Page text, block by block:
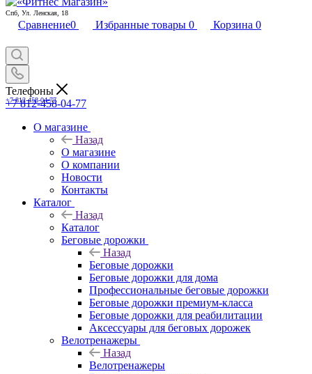
Спб, Ул. Ленская, 18
Сравнение0 Избранные товары 0 Корзина 0
+7 812-458-04-77
Телефоны
+7 812-458-04-77
О магазине
Назад
О магазине
О компании
Новости
Контакты
Каталог
Назад
Каталог
Беговые дорожки
Назад
Беговые дорожки
Беговые дорожки для дома
Профессиональные беговые дорожки
Беговые дорожки премиум-класса
Беговые дорожки для реабилитации
Аксессуары для беговых дорожек
Велотренажеры
Назад
Велотренажеры